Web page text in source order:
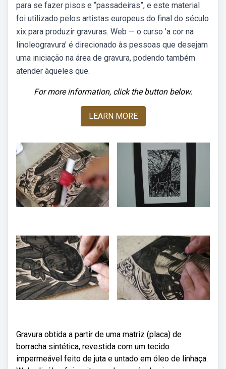
para se fazer pisos e “passadeiras”, e este material
foi utilizado pelos artistas europeus do final do século
xix para produzir gravuras. Web — o curso 'a cor na
linoleogravura' é direcionado às pessoas que desejam
uma iniciação na área de gravura, podendo também
atender àqueles que.
For more information, click the button below.
LEARN MORE
Gravura obtida a partir de uma matriz (placa) de
borracha sintética, revestida com um tecido
impermeável feito de juta e untado em óleo de linhaça.